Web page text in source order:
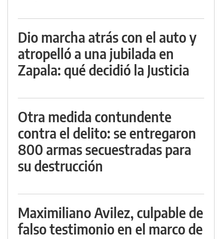
Dio marcha atrás con el auto y
atropelló a una jubilada en
Zapala: qué decidió la Justicia
Otra medida contundente
contra el delito: se entregaron
800 armas secuestradas para
su destrucción
Maximiliano Avilez, culpable de
falso testimonio en el marco de